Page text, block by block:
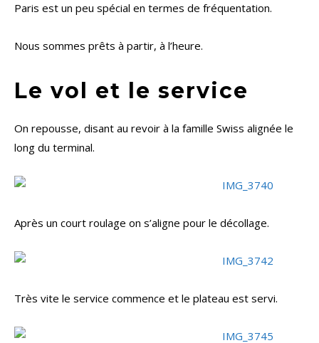
Paris est un peu spécial en termes de fréquentation.
Nous sommes prêts à partir, à l’heure.
Le vol et le service
On repousse, disant au revoir à la famille Swiss alignée le
long du terminal.
Après un court roulage on s’aligne pour le décollage.
Très vite le service commence et le plateau est servi.